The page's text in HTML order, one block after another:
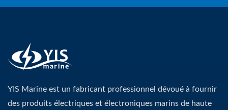
YIS Marine est un fabricant professionnel dévoué à fournir
des produits électriques et électroniques marins de haute